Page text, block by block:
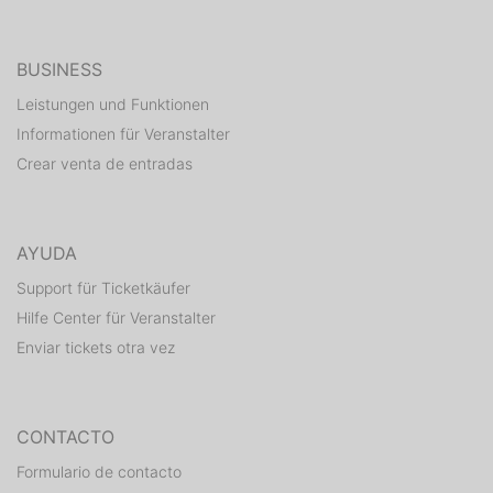
Ihr wollt bevorzugten Einlass und in entspannter
Anruf/Whatsapp: 0176 / 240 97 626
BUSINESS
Leistungen und Funktionen
Informationen für Veranstalter
Crear venta de entradas
AYUDA
Support für Ticketkäufer
Hilfe Center für Veranstalter
Enviar tickets otra vez
CONTACTO
Formulario de contacto